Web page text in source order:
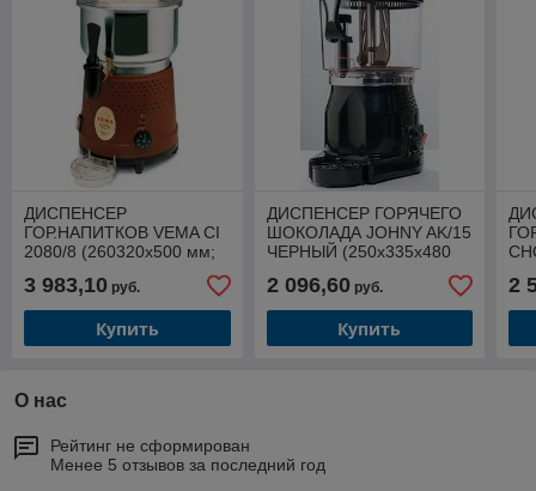
ДИСПЕНСЕР
ГОР.НАПИТКОВ VEMA CI
2080/8 (260320х500 мм;
3 983,10 руб.
Купить
ДИСПЕНСЕР ГОРЯЧЕГО
ШОКОЛАДА JOHNY AK/15
ЧЕРНЫЙ (250х335х480
мм; 6 кг, 1кВт; 220В, 5 л)
2 096,60руб.
Купить
2
О нас
Рейтинг не сформирован
Менее 5 отзывов за последний год